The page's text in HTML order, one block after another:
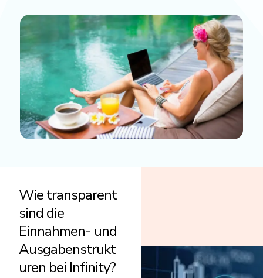
Wie transparent
sind die
Einnahmen- und
Ausgabenstrukt
uren bei Infinity?